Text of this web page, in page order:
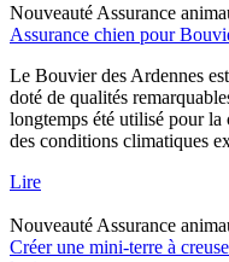
Nouveauté Assurance
Assurance chien pour
Le Bouvier des Ardennes
doté de qualités
longtemps été utilisé pour la
des conditions climatiques
Lire
Nouveauté Assurance
Créer une mini-terre à